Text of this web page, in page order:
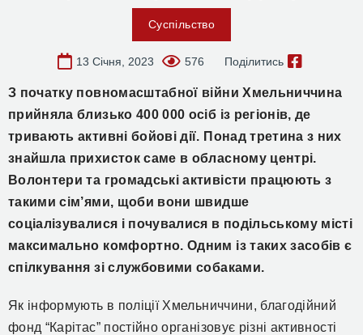
Суспільство
13 Січня, 2023 576 Поділитись
З початку повномасштабної війни Хмельниччина
прийняла близько 400 000 осіб із регіонів, де
тривають активні бойові дії. Понад третина з них
знайшла прихисток саме в обласному центрі.
Волонтери та громадські активісти працюють з
такими сім’ями, щоби вони швидше
соціалізувалися і почувалися в подільському місті
максимально комфортно. Одним із таких засобів є
спілкування зі службовими собаками.
Як інформують в поліції Хмельниччини, благодійний
фонд “Карітас” постійно організовує різні активності